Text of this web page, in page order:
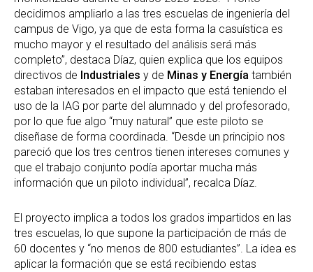
decidimos ampliarlo a las tres escuelas de ingeniería del
campus de Vigo, ya que de esta forma la casuística es
mucho mayor y el resultado del análisis será más
completo”, destaca Díaz, quien explica que los equipos
directivos de Industriales y de Minas y Energía también
estaban interesados en el impacto que está teniendo el
uso de la IAG por parte del alumnado y del profesorado,
por lo que fue algo “muy natural” que este piloto se
diseñase de forma coordinada. “Desde un principio nos
pareció que los tres centros tienen intereses comunes y
que el trabajo conjunto podía aportar mucha más
información que un piloto individual”, recalca Díaz.
El proyecto implica a todos los grados impartidos en las
tres escuelas, lo que supone la participación de más de
60 docentes y “no menos de 800 estudiantes”. La idea es
aplicar la formación que se está recibiendo estas